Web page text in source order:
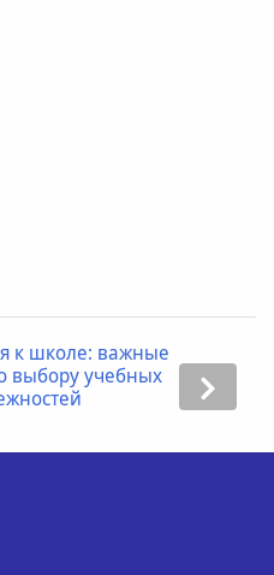
к школе: важные
выбору учебных